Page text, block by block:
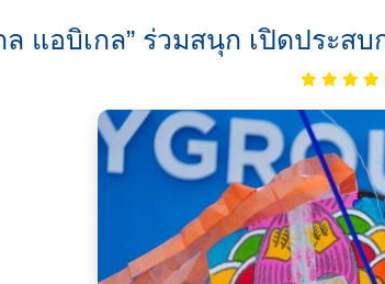
แอบิเกล” ร่วมสนุก เปิดประส